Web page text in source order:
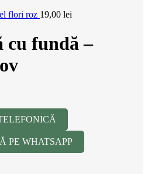
flori roz 19,00 lei
cu fundă –
PE WHATSAPP